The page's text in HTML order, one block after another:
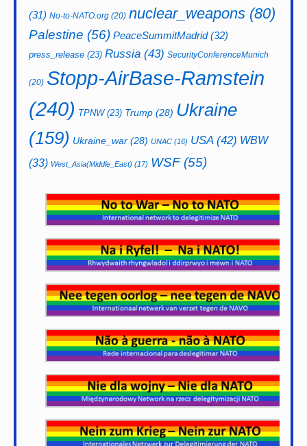
(31) No-to-NATO.org (20) nuclear_weapons (80)
Palestine (56) PeaceSummitMadrid(32)
press_release (23) Russia (43) SecurityConferenceMunich
(20) Stopp-AirBase-Ramstein
(240) TPNW(23) Trump (28) Ukraine
(159) Ukraine_war (28) UNAC (16) USA(42) WBW
(33) West_Asia(Middle_East) (17) WSF(55)